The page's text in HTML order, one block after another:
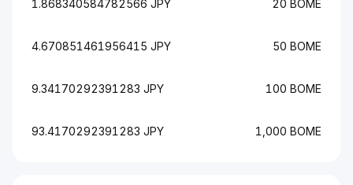
1.868340584782566 JPY 20 BOME
4.670851461956415 JPY 50 BOME
9.34170292391283 JPY 100 BOME
93.4170292391283 JPY 1,000 BOME